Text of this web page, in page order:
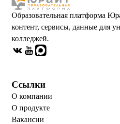
Образовательная платформа
контент, сервисы, данные для
колледжей.
Ссылки
О компании
О продукте
Вакансии